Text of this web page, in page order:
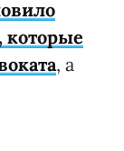
которые
, а